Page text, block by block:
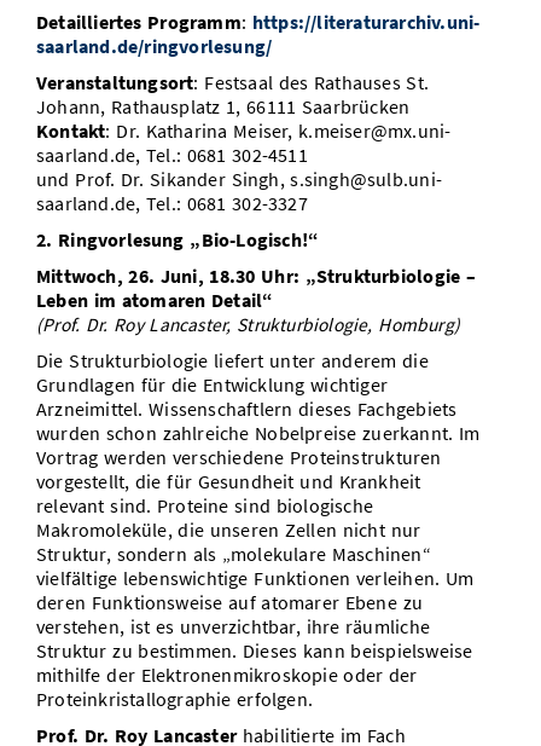
Detailliertes Programm: https://literaturarchiv.uni-
saarland.de/ringvorlesung/
Veranstaltungsort: Festsaal des Rathauses St.
Johann, Rathausplatz 1, 66111 Saarbrücken
Kontakt: Dr. Katharina Meiser, k.meiser@mx.uni-
saarland.de, Tel.: 0681 302-4511
und Prof. Dr. Sikander Singh, s.singh@sulb.uni-
saarland.de, Tel.: 0681 302-3327
2. Ringvorlesung „Bio-Logisch!“
Mittwoch, 26. Juni, 18.30 Uhr: „Strukturbiologie –
Leben im atomaren Detail“
(Prof. Dr. Roy Lancaster, Strukturbiologie, Homburg)
Die Strukturbiologie liefert unter anderem die
Grundlagen für die Entwicklung wichtiger
Arzneimittel. Wissenschaftlern dieses Fachgebiets
wurden schon zahlreiche Nobelpreise zuerkannt. Im
Vortrag werden verschiedene Proteinstrukturen
vorgestellt, die für Gesundheit und Krankheit
relevant sind. Proteine sind biologische
Makromoleküle, die unseren Zellen nicht nur
Struktur, sondern als „molekulare Maschinen“
vielfältige lebenswichtige Funktionen verleihen. Um
deren Funktionsweise auf atomarer Ebene zu
verstehen, ist es unverzichtbar, ihre räumliche
Struktur zu bestimmen. Dieses kann beispielsweise
mithilfe der Elektronenmikroskopie oder der
Proteinkristallographie erfolgen.
Prof. Dr. Roy Lancasterhabilitierte im Fach